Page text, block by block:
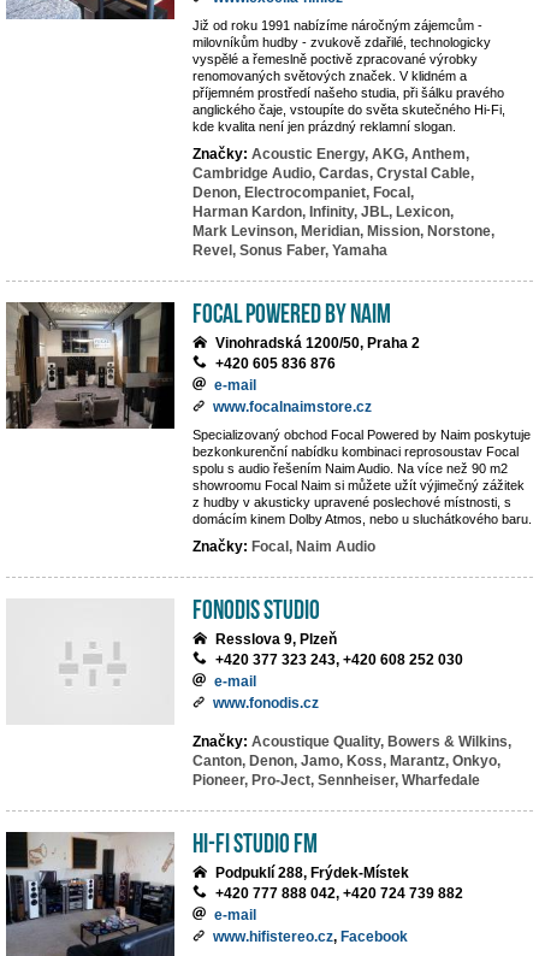
Již od roku 1991 nabízíme náročným zájemcům -
milovníkům hudby - zvukově zdařilé, technologicky
vyspělé a řemeslně poctivě zpracované výrobky
renomovaných světových značek. V klidném a
příjemném prostředí našeho studia, při šálku pravého
anglického čaje, vstoupíte do světa skutečného Hi-Fi,
kde kvalita není jen prázdný reklamní slogan.
Značky: Acoustic Energy, AKG, Anthem,
Cambridge Audio, Cardas, Crystal Cable,
Denon, Electrocompaniet, Focal,
Harman Kardon, Infinity, JBL, Lexicon,
Mark Levinson, Meridian, Mission, Norstone,
Revel, Sonus Faber, Yamaha
Focal powered by Naim
Vinohradská 1200/50, Praha 2
+420 605 836 876
e-mail
www.focalnaimstore.cz
Specializovaný obchod Focal Powered by Naim poskytuje
bezkonkurenční nabídku kombinaci reprosoustav Focal
spolu s audio řešením Naim Audio. Na více než 90 m2
showroomu Focal Naim si můžete užít výjimečný zážitek
z hudby v akusticky upravené poslechové místnosti, s
domácím kinem Dolby Atmos, nebo u sluchátkového baru.
Značky: Focal, Naim Audio
Fonodis studio
Resslova 9, Plzeň
+420 377 323 243, +420 608 252 030
e-mail
www.fonodis.cz
Značky: Acoustique Quality, Bowers & Wilkins,
Canton, Denon, Jamo, Koss, Marantz, Onkyo,
Pioneer, Pro-Ject, Sennheiser, Wharfedale
Hi-Fi Studio FM
Podpuklí 288, Frýdek-Místek
+420 777 888 042, +420 724 739 882
e-mail
www.hifistereo.cz, Facebook